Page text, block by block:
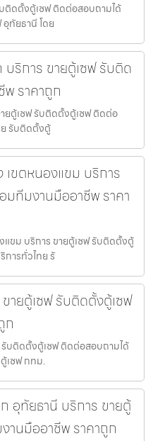
ติดตั้งตู้เซฟ ติดต่อสอบถามได้
ทัยธานี โดย
ริการ ขายตู้เซฟ รับติด
ราคาถูก
ยตู้เซฟ รับติดตั้งตู้เซฟ ติดต่อ
ย รับติดตั้งตู้
ขตหนองแขม บริการ
มทีมงานมืออาชีพ ราคา
ขม บริการ ขายตู้เซฟ รับติดตั้งตู้
ารทั่วไทย รั
ายตู้เซฟ รับติดตั้งตู้เซฟ
ก
บติดตั้งตู้เซฟ ติดต่อสอบถามได้
เซฟ กทม.
อุทัยธานี บริการ ขายตู้
านมืออาชีพ ราคาถูก